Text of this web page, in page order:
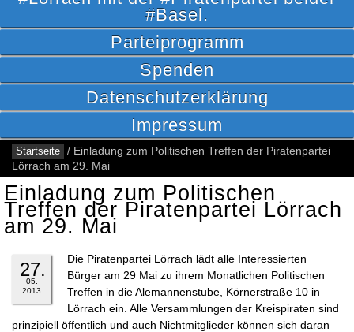
#Basel.
Parteiprogramm
Spenden
Datenschutzerklärung
Impressum
Startseite / Einladung zum Politischen Treffen der Piratenpartei
Lörrach am 29. Mai
Einladung zum Politischen
Treffen der Piratenpartei Lörrach
am 29. Mai
27.
05.
2013
Die Piratenpartei Lörrach lädt alle Interessierten
Bürger am 29 Mai zu ihrem Monatlichen Politischen
Treffen in die Alemannenstube, Körnerstraße 10 in
Lörrach ein. Alle Versammlungen der Kreispiraten sind
prinzipiell öffentlich und auch Nichtmitglieder können sich daran